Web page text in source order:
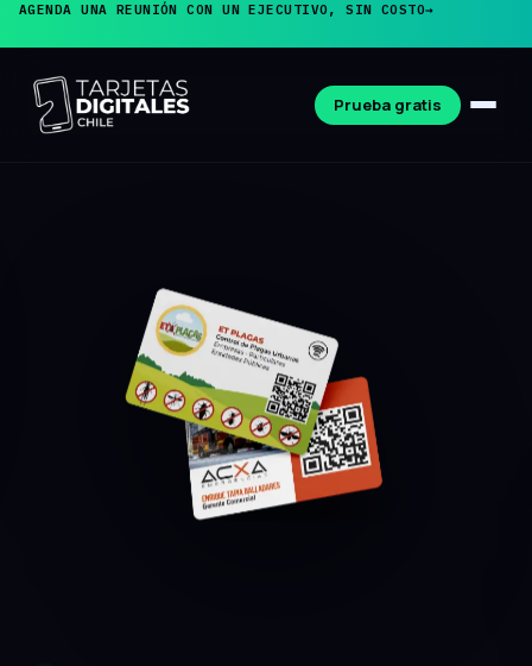
AGENDA UNA REUNIÓN CON UN EJECUTIVO, SIN COSTO→
Prueba gratis